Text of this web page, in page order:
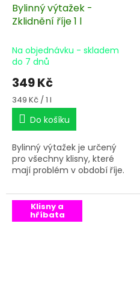
Bylinný výtažek -
Zklidnění říje 1 l
Na objednávku - skladem
do 7 dnů
349 Kč
Měrná
cena:
349 Kč / 1 l
Do košíku
Bylinný výtažek je určený
pro všechny klisny, které
mají problém v období říje.
Klisny a
hříbata